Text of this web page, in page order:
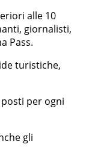
alle 10
giornalisti,
Pass.
turistiche,
per ogni
gli